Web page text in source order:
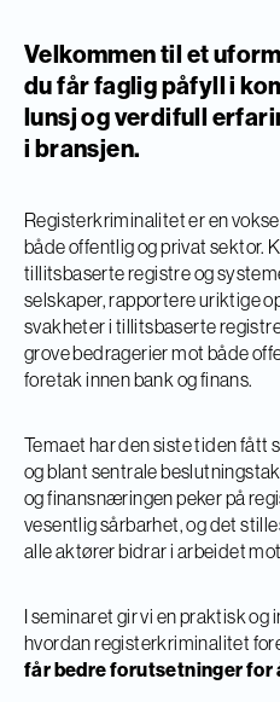
Velkommen til et
du får faglig påfyll i
lunsj og verdifull
i bransjen.
​Registerkriminalitet er en
både offentlig og privat sektor.
tillitsbaserte registre og
selskaper, rapportere uriktige
svakheter i tillitsbaserte
grove bedragerier mot både
foretak innen bank og finans.
​Temaet har den siste tiden fått
og blant sentrale
og finansnæringen peker på
vesentlig sårbarhet, og det
alle aktører bidrar i arbeidet
​I seminaret gir vi en praktisk
hvordan registerkriminalitet
får bedre forutsetninger for